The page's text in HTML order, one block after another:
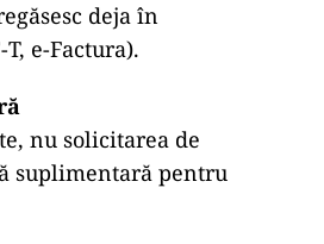
deja în
e-Factura).
nu solicitarea de
suplimentară pentru